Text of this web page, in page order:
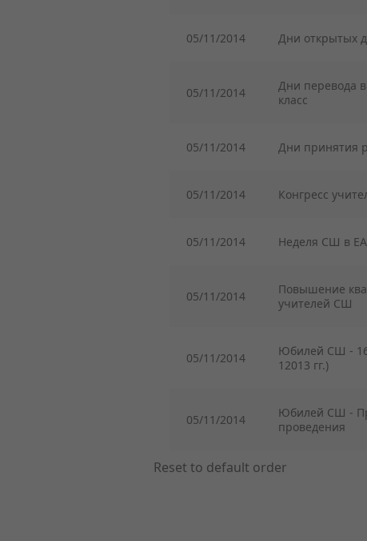
05/11/2014 Дни открытых
05/11/2014
Дни перевода
класс
05/11/2014 Дни принятия
05/11/2014 Конгресс
05/11/2014 Неделя СШ в
05/11/2014
Повышение
учителей СШ
05/11/2014
Юбилей СШ -
12013 гг.)
05/11/2014
Юбилей СШ -
проведения
Reset to default order